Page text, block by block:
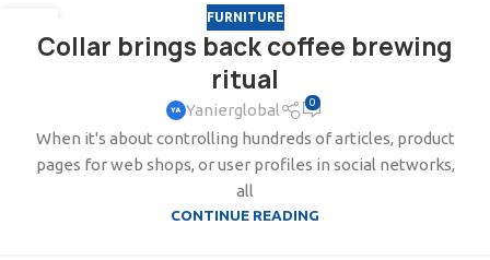
AGO
FURNITURE
Collar brings back coffee brewing
ritual
Yanierglobal 0
When it's about controlling hundreds of articles, product
pages for web shops, or user profiles in social networks,
all
CONTINUE READING